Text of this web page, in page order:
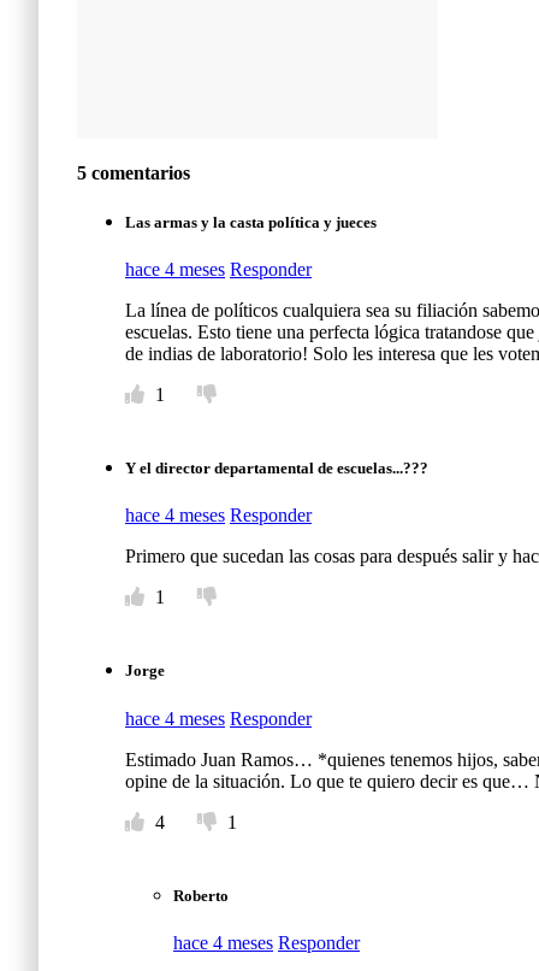
5 comentarios
Las armas y la casta política y jueces
hace 4 meses Responder
La línea de políticos cualquiera sea su filiación
escuelas. Esto tiene una perfecta lógica tratandose
de indias de laboratorio! Solo les interesa que les
1
Y el director departamental de escuelas...???
hace 4 meses Responder
Primero que sucedan las cosas para después salir y
1
Jorge
hace 4 meses Responder
Estimado Juan Ramos… *quienes tenemos hijos,
opine de la situación. Lo que te quiero decir es
4
1
Roberto
hace 4 meses Responder